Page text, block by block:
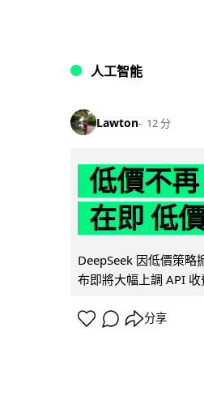
人工智能
Lawton 12 分
低價不
在即 低
DeepSeek 因低價策略
布即將大幅上調 API
分享